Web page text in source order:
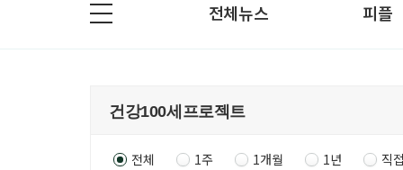
전체뉴스 피플
전체 1주 1개월 1년 직